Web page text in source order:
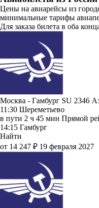
Цены на авиарейсы из
минимальные тарифы
Для заказа билета в оба
Москва - Гамбург SU 2346
11:30 Шереметьево
в пути 2 ч 45 мин Прямой
14:15 Гамбург
Найти
от 14 247 ₽ 19 февраля 2027